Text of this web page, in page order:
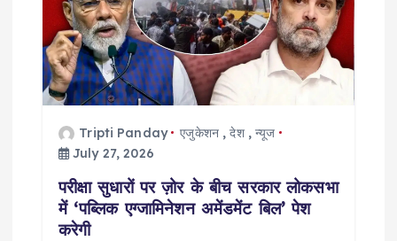
Tripti Panday एजुकेशन,देश,न्यूज
July 27, 2026
परीक्षा सुधारों पर ज़ोर के बीच सरकार लोकसभा
में ‘पब्लिक एग्जामिनेशन अमेंडमेंट बिल’ पेश
करेगी